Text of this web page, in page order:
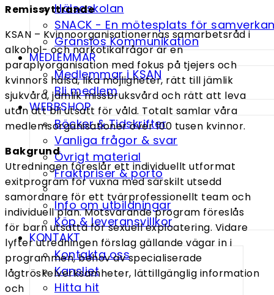
Hälsoskolan
SNACK - En möte­splats för
Gränslös Kommunikation
MEDLEMMAR
Medlemmar i KSAN
Bli medlem
WEBBSHOP
Böcker & Tidskrifter
Vanliga frågor & svar
Övrigt material
Fraktpriser & porto
Info om utbildningar
Köp & leveransvillkor
KONTAKT
Kontakta oss
Kansliet
Hitta hit
Remissyttrande
KSAN – Kvinnoorganisationernas samarbetsråd i
alkohol- och narkotikafrågor är en
paraplyorganisation med fokus på tjejers och
kvinnors hälsa, lika möjligheter, rätt till jämlik
sjukvård, jämlik missbruksvård och rätt att leva
utan att bli utsatt för våld. Totalt samlar våra
medlemsorganisationer över 100 tusen kvinnor.
Bakgrund
Utredningen föreslår ett individuellt utformat
exitprogram för vuxna med särskilt utsedd
samordnare för ett tvärprofessionellt team och
individuell plan. Motsvarande program föreslås
för barn utsatta för sexuell exploatering. Vidare
lyfter utredningen förslag gällande vägar in i
programmen, behov av specialiserade
lågtröskelverksamheter, lättillgänglig information
och